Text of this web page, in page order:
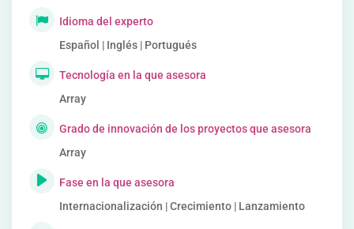
Idioma del experto
Español | Inglés | Portugués
Tecnología en la que asesora
Array
Grado de innovación de los proyectos que asesora
Array
Fase en la que asesora
Internacionalización | Crecimiento | Lanzamiento